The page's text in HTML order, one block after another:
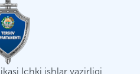
Ichki ishlar vazirligi